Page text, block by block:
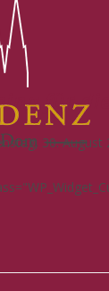
für
30. August